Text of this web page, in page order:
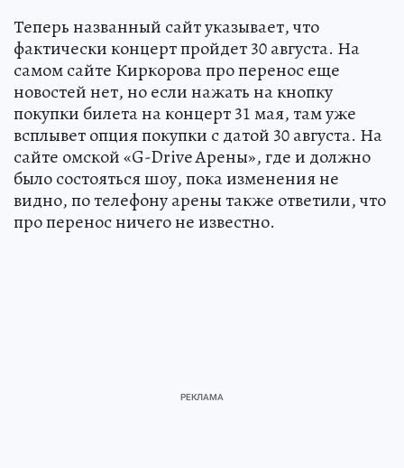
Теперь названный сайт указывает, что
фактически концерт пройдет 30 августа. На
самом сайте Киркорова про перенос еще
новостей нет, но если нажать на кнопку
покупки билета на концерт 31 мая, там уже
всплывет опция покупки с датой 30 августа. На
сайте омской «G-Drive Арены», где и должно
было состояться шоу, пока изменения не
видно, по телефону арены также ответили, что
про перенос ничего не известно.